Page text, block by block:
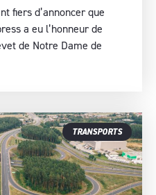
fiers d’annoncer que
a eu l’honneur de
de Notre Dame de
TRANSPORTS